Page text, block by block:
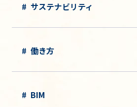
サステナビリティ
働き方
BIM